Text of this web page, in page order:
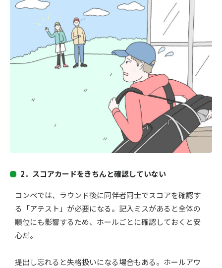
2． スコアカードをきちんと確認していない
コンペでは、ラウンド後に同伴者同士でスコアを確認す
る「アテスト」が必要になる。記入ミスがあると全体の
順位にも影響するため、 ホールごとに確認しておくと安
心だ。
提出し忘れると失格扱いになる場合もある。 ホールアウ